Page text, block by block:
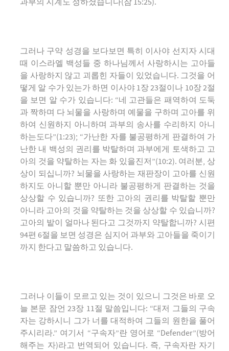
과부의 지계도 정하셨습니다(잠 15:25).
그러나 구약 성경을 보다보면 특히 이사야 선지자 시대
때 이스라엘 백성들 중 하나님께서 사랑하시는 고아들
을 사랑하지 않고 괴롭힌 자들이 있었습니다. 그것을 어
떻게 알 수가 있는가 하면 이사야 1장 23절이나 10장 2절
을 보면 알 수가 있습니다: “네 고관들은 패역하여 도둑
과 짝하며 다 뇌물을 사랑하며 예물을 구하며 고아를 위
하여 신원하지 아니하며 과부의 송사를 수리하지 아니
하는도다”(1:23); “가난한 자를 불공평하게 판결하여 가
난한 내 백성의 권리를 박탈하며 과부에게 토색하고 고
아의 것을 약탈하는 자는 화 있을진저”(10:2). 여러분, 상
상이 되십니까? 뇌물을 사랑하는 재판장이 고아를 신원
하지도 아니할 뿐만 아니라 불공평하게 판결하는 것을
상상할 수 있습니까? 또한 고아의 권리를 박탈할 뿐만
아니라 고아의 것을 약탈하는 것을 상상할 수 있습니까?
고아의 밭이 얼마나 된다고 그것까지 약탈합니까? 시편
94편 6절을 보면 성경은 심지어 과부와 고아들을 죽이기
까지 한다고 말씀하고 있습니다.
그러나 이들이 모르고 있는 것이 있으니 그것은 바로 오
늘 본문 잠언 23장 11절 말씀입니다: “대저 그들의 구속
자는 강하시니 그가 너를 대적하여 그들의 원한을 풀어
주시리라.” 여기서 “구속자”란 영어로 “Defender”(방어
해주는 자)라고 번역되어 있습니다. 즉, 구속자란 자기